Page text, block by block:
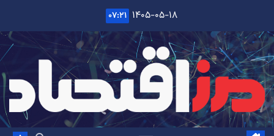
content
۱۴۰۵-۰۵-۱۸ ۰۷:۲۱